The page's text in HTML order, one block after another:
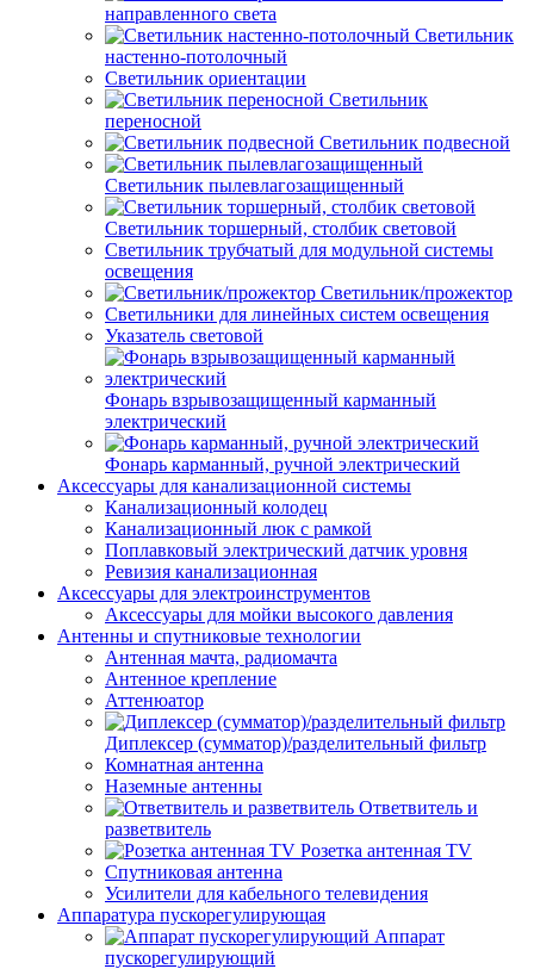
направленного света
Светильник
настенно-потолочный
Светильник ориентации
Светильник
переносной
Светильник подвесной
Светильник пылевлагозащищенный
Светильник торшерный, столбик световой
Светильник трубчатый для модульной системы
освещения
Светильник/прожектор
Светильники для линейных систем освещения
Указатель световой
Фонарь взрывозащищенный карманный
электрический
Фонарь карманный, ручной электрический
Аксессуары для канализационной системы
Канализационный колодец
Канализационный люк с рамкой
Поплавковый электрический датчик уровня
Ревизия канализационная
Аксессуары для электроинструментов
Аксессуары для мойки высокого давления
Антенны и спутниковые технологии
Антенная мачта, радиомачта
Антенное крепление
Аттенюатор
Диплексер (сумматор)/разделительный фильтр
Комнатная антенна
Наземные антенны
Ответвитель и
разветвитель
Розетка антенная TV
Спутниковая антенна
Усилители для кабельного телевидения
Аппаратура пускорегулирующая
Аппарат
пускорегулирующий